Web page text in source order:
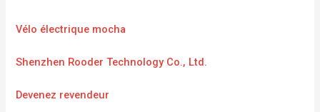
Vélo électrique mocha
Shenzhen Rooder Technology Co., Ltd.
Devenez revendeur